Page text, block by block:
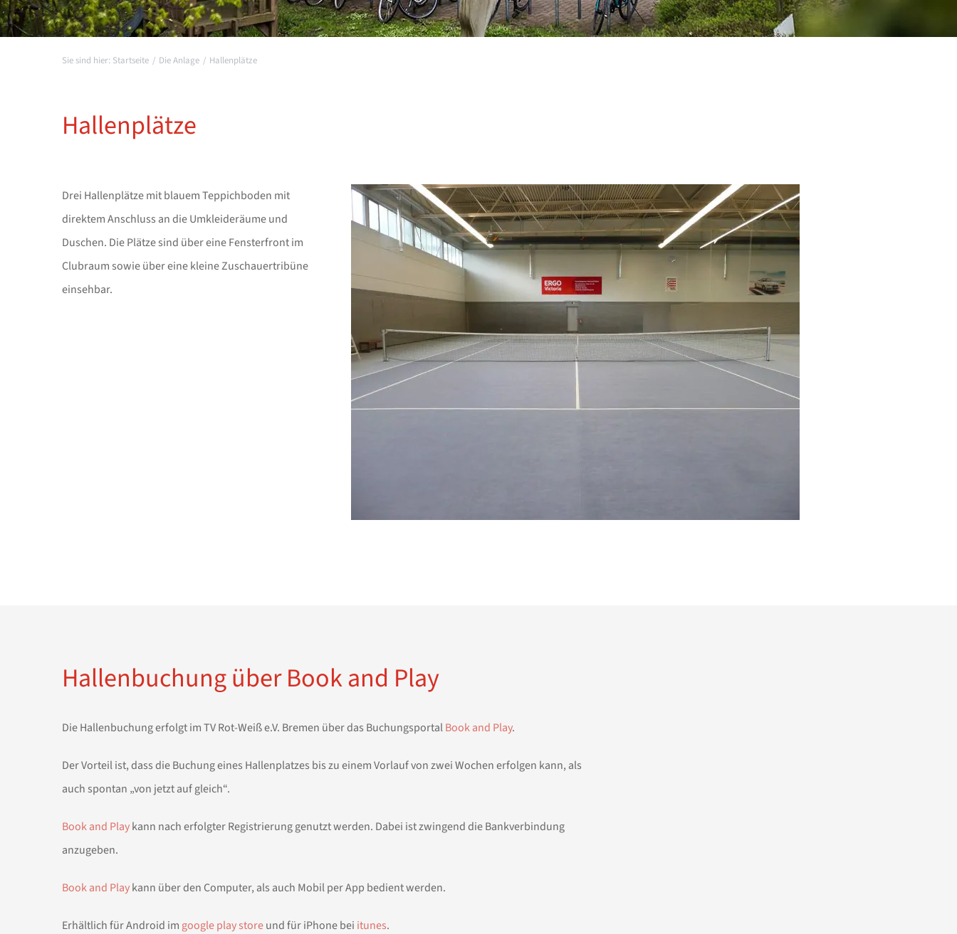
Startseite Die Anlage Hallenplätze
Hallenplätze
Drei Hallenplätze mit blauem Teppichboden mit
direktem Anschluss an die Umkleideräume und
Duschen. Die Plätze sind über eine Fensterfront im
Clubraum sowie über eine kleine Zuschauertribüne
einsehbar.
Hallenbuchung über Book and Play
Die Hallenbuchung erfolgt im TV Rot-Weiß e.V. Bremen über das BuchungsportalBook and Play.
Der Vorteil ist, dass die Buchung eines Hallenplatzes bis zu einem Vorlauf von zwei Wochen erfolgen kann, als
auch spontan „von jetzt auf gleich“.
Book and Playkann nach erfolgter Registrierung genutzt werden. Dabei ist zwingend die Bankverbindung
anzugeben.
Book and Playkann über den Computer, als auch Mobil per App bedient werden.
Erhältlich für Android im google play storeund für iPhone bei itunes.